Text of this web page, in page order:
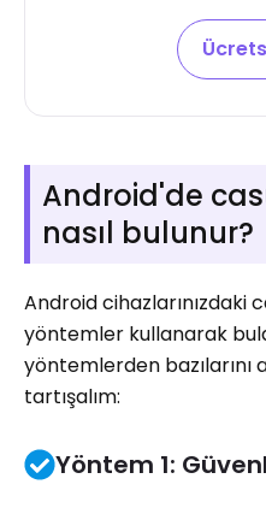
Android'de
nasıl bulunur?
Android cihazlarınızdaki
yöntemler kullanarak
yöntemlerden bazılarını
tartışalım:
Yöntem 1: